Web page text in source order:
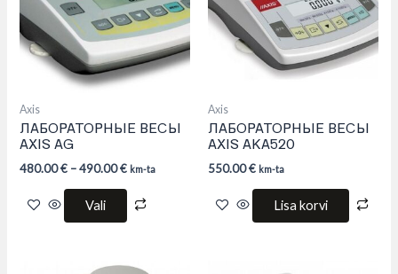
Axis
ЛАБОРАТОРНЫЕ ВЕСЫ
AXIS AG
480.00€ –490.00€ km-ta
Vali
The
options
may
be
chosen
page
Axis
ЛАБОРАТОРНЫЕ ВЕСЫ
AXIS AKA520
550.00€ km-ta
Lisa korvi